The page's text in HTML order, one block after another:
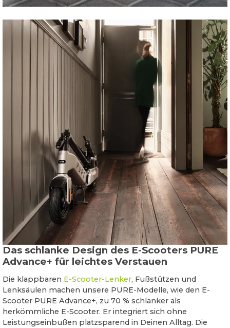
Das schlanke Design des E-Scooters PURE
Advance+ für leichtes Verstauen
Die klappbaren E-Scooter-Lenker, Fußstützen und
Lenksäulen machen unsere PURE-Modelle, wie den E-
Scooter PURE Advance+, zu 70 % schlanker als
herkömmliche E-Scooter. Er integriert sich ohne
Leistungseinbußen platzsparend in Deinen Alltag. Die